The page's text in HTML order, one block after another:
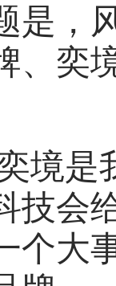
是，
、奕
是
技会
个大